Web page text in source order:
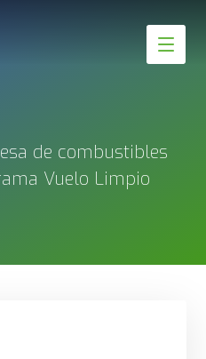
de combustibles
Vuelo Limpio